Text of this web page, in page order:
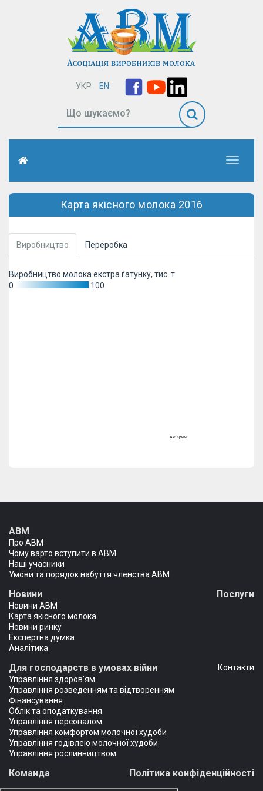
УКР EN
Toggle
Карта якісного молока 2016
Виробництво Переробка
Виробництво молока екстра ґатунку, тис. т
0
100
АР Крим
АВМ
Про АВМ
Чому варто вступити в АВМ
Наші учасники
Умови та порядок набуття членства АВМ
Новини
Новини АВМ
Карта якісного молока
Новини ринку
Експертна думка
Аналітика
Послуги
Для господарств в умовах війни
Управління здоров'ям
Управління розведенням та відтворенням
Фінансування
Облік та оподаткування
Управління персоналом
Управління комфортом молочної худоби
Управління годівлею молочної худоби
Управління рослинництвом
Контакти
Команда Політика конфіденційності